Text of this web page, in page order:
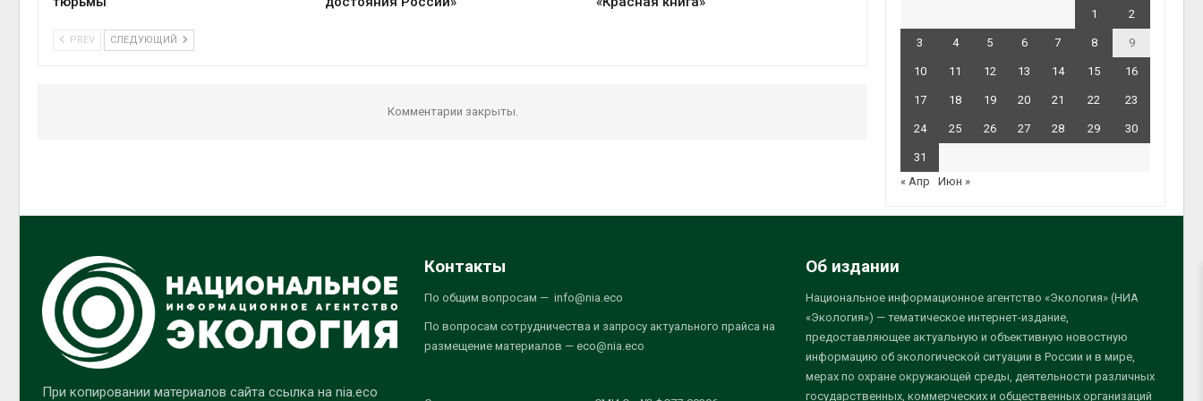
PREV СЛЕДУЮЩИЙ
Комментарии закрыты.
1 2
3 4 5 6 7 8 9
10 11 12 13 14 15 16
17 18 19 20 21 22 23
24 25 26 27 28 29 30
31
« Апр
Июн »
При копировании материалов сайта ссылка на nia.eco
Контакты
По общим вопросам — info@nia.eco
По вопросам сотрудничества и запросу актуального прайса на
размещение материалов — eco@nia.eco
Об издании
Национальное информационное агентство «Экология» (НИА
«Экология») — тематическое интернет-издание,
предоставляющее актуальную и объективную новостную
информацию об экологической ситуации в России и в мире,
мерах по охране окружающей среды, деятельности различных
государственных, коммерческих и общественных организаций